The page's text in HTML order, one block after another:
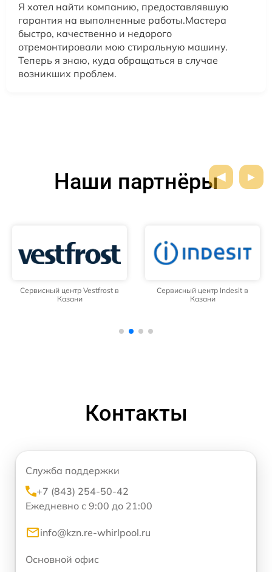
Я хотел найти компанию, предоставлявшую
гарантия на выполненные работы.Мастера
быстро, качественно и недорого
отремонтировали мою стиральную машину.
Теперь я знаю, куда обращаться в случае
возникших проблем.
Наши партнёры
Сервисный центр Vestfrost в
Казани
Сервисный центр Indesit в
Казани
Контакты
Служба поддержки
+7 (843) 254-50-42
Ежедневно с 9:00 до 21:00
info@kzn.re-whirlpool.ru
Основной офис